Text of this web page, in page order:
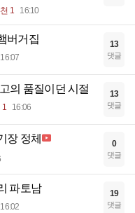
1 16:10
버거집
16:07
13
댓글
의 품질이던 시절
1 16:06
13
댓글
장 정체 0
댓글
파토남
16:02
19
댓글